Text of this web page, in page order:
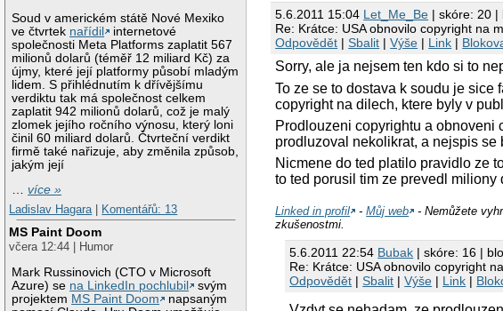
Soud v americkém státě Nové Mexiko
ve čtvrtek nařídil
internetové
společnosti Meta Platforms zaplatit 567
milionů dolarů (téměř 12 miliard Kč) za
újmy, které její platformy působí mladým
lidem. S přihlédnutím k dřívějšímu
verdiktu tak má společnost celkem
zaplatit 942 milionů dolarů, což je malý
zlomek jejího ročního výnosu, který loni
činil 60 miliard dolarů. Čtvrteční verdikt
firmě také nařizuje, aby změnila způsob,
jakým její
…více »
Ladislav Hagara
Komentářů: 13
MS Paint Doom
včera 12:44 | Humor
Mark Russinovich (CTO v Microsoft
Azure) se na LinkedIn pochlubil
svým
projektem MS Paint Doom
napsaným
5.6.2011 15:04 Let_Me_Be | skóre: 20
Re: Krátce: USA obnovilo copyright na
Odpovědět |Sbalit |Výše | Link |
Sorry, ale ja nejsem ten kdo si to
To ze se to dostava k soudu je sice
copyright na dilech, ktere byly v
Prodlouzeni copyrightu a obnoveni
prodluzoval nekolikrat, a nejspis se
Nicmene do ted platilo pravidlo ze
to ted porusil tim ze prevedl
Linked in profil -Můj web
- Nemůžete
zkušenostmi.
5.6.2011 22:54 Bubak | skóre: 16 |
Re: Krátce: USA obnovilo copyright
Odpovědět |Sbalit |Výše | Link |